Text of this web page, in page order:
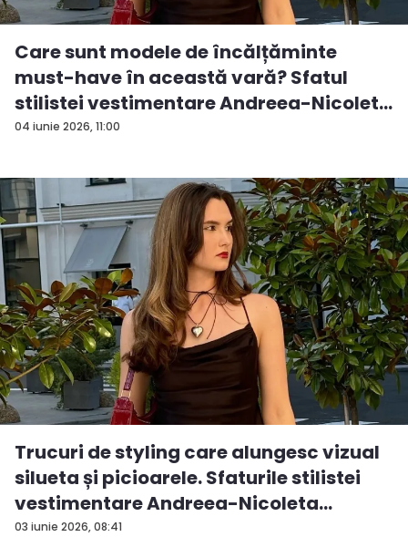
04 iunie 2026, 11:00
Care sunt modele de încălțăminte
must-have în această vară? Sfatul
stilistei vestimentare Andreea-Nicolet...
03 iunie 2026, 08:41
Trucuri de styling care alungesc vizual
silueta și picioarele. Sfaturile stilistei
vestimentare Andreea-Nicoleta
Gumen...